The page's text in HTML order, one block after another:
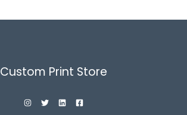
Custom Print Store